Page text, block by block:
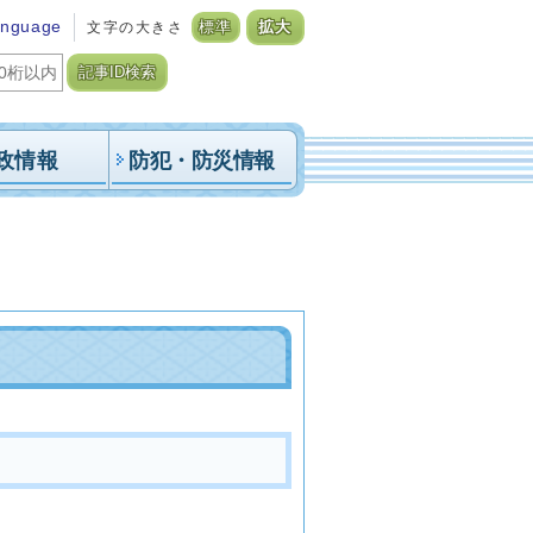
文字の大きさ 標準 拡大
記事ID検索
情報 防犯・防災情報